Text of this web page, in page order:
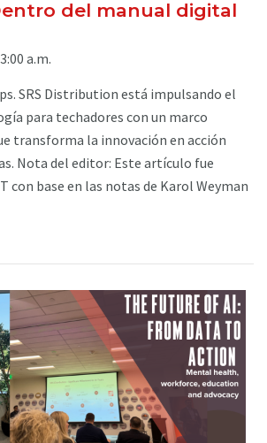
del manual digital
a.m.
SRS Distribution está impulsando el
para techadores con un marco
transforma la innovación en acción
Nota del editor: Este artículo fue
con base en las notas de Karol Weyman